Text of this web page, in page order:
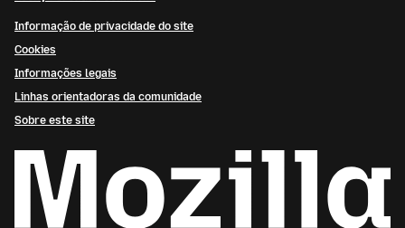
Informação de privacidade do site
Cookies
Informações legais
Linhas orientadoras da comunidade
Sobre este site